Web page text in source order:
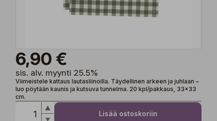
6,90 €
sis. alv. myynti 25.5%
Viimeistele kattaus lautasliinoilla. Täydellinen arkeen ja juhlaan –
luo pöytään kaunis ja kutsuva tunnelma. 20 kpl/pakkaus, 33x33
cm.
Lisää ostoskoriin